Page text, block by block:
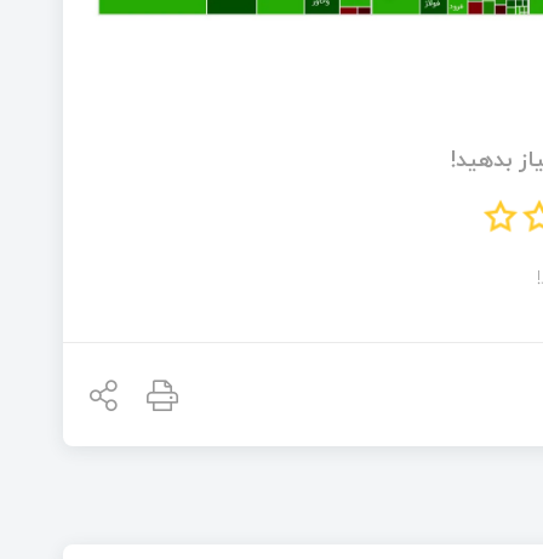
بدهید!